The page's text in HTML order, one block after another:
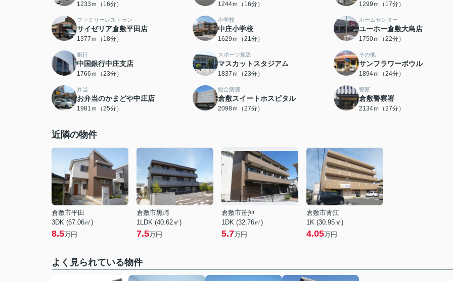
1233ｍ（16分） 1244ｍ（16分） 1299ｍ（17分）
ファミリーレストラン
サイゼリア倉敷平田店
1377ｍ（18分）
小学校
中庄小学校
1629ｍ（21分）
ホームセンター
ユーホー倉敷大島店
1750ｍ（22分）
銀行
中国銀行中庄支店
1766ｍ（23分）
スポーツ施設
マスカットスタジアム
1837ｍ（23分）
その他
サンフラワーボウル
1894ｍ（24分）
弁当
お弁当のかまどや中庄店
1981ｍ（25分）
総合病院
倉敷スイートホスピタル
2098ｍ（27分）
警察
倉敷警察署
2134ｍ（27分）
近隣の物件
倉敷市平田
3DK (67.06㎡)
8.5万円
倉敷市黒崎
1LDK (40.62㎡)
7.5万円
倉敷市笹沖
1DK (32.76㎡)
5.7万円
倉敷市青江
1K (30.95㎡)
4.05万円
よく見られている物件